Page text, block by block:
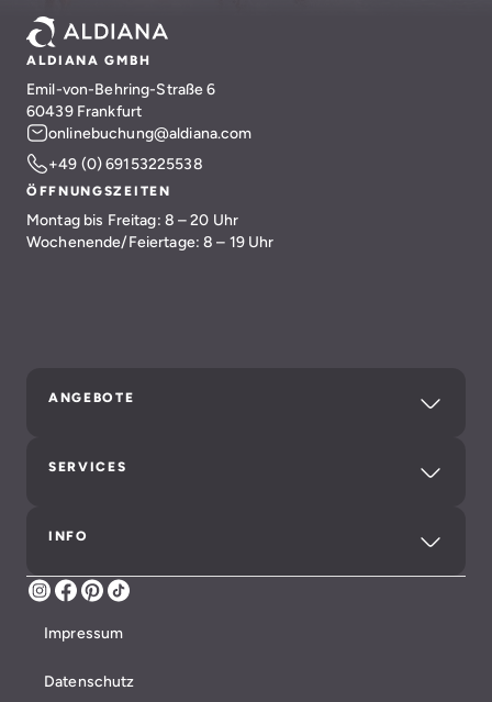
ALDIANA GMBH
Emil-von-Behring-Straße 6
60439 Frankfurt
onlinebuchung@aldiana.com
+49 (0) 69153225538
ÖFFNUNGSZEITEN
Montag bis Freitag: 8 – 20 Uhr
Wochenende/Feiertage: 8 – 19 Uhr
ANGEBOTE
SERVICES
INFO
Instagram
Facebook
Pinterest
Impressum
Datenschutz